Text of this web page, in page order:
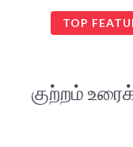
TOP
குற்றம்